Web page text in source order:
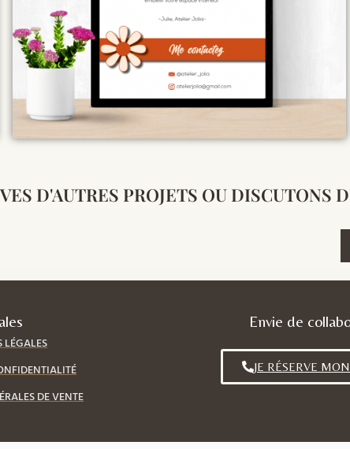
D'AUTRES PROJETS OU DISCUTONS
DE VENTE
Envie de
JE RÉSERVE MON